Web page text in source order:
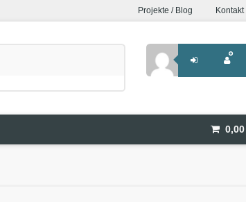
Projekte / Blog Kontakt
0,00